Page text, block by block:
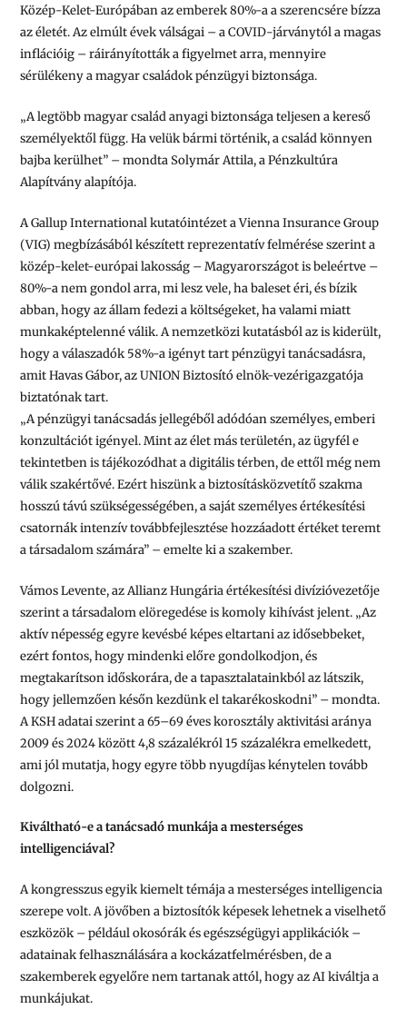
Közép-Kelet-Európában az emberek 80%-a a szerencsére bízza
az életét. Az elmúlt évek válságai – a COVID-járványtól a magas
inflációig – ráirányították a figyelmet arra, mennyire
sérülékeny a magyar családok pénzügyi biztonsága.
„A legtöbb magyar család anyagi biztonsága teljesen a kereső
személyektől függ. Ha velük bármi történik, a család könnyen
bajba kerülhet” – mondta Solymár Attila, a Pénzkultúra
Alapítvány alapítója.
A Gallup International kutatóintézet a Vienna Insurance Group
(VIG) megbízásából készített reprezentatív felmérése szerint a
közép-kelet-európai lakosság – Magyarországot is beleértve –
80%-a nem gondol arra, mi lesz vele, ha baleset éri, és bízik
abban, hogy az állam fedezi a költségeket, ha valami miatt
munkaképtelenné válik. A nemzetközi kutatásból az is kiderült,
hogy a válaszadók 58%-a igényt tart pénzügyi tanácsadásra,
amit Havas Gábor, az UNION Biztosító elnök-vezérigazgatója
biztatónak tart.
„A pénzügyi tanácsadás jellegéből adódóan személyes, emberi
konzultációt igényel. Mint az élet más területén, az ügyfél e
tekintetben is tájékozódhat a digitális térben, de ettől még nem
válik szakértővé. Ezért hiszünk a biztosításközvetítő szakma
hosszú távú szükségességében, a saját személyes értékesítési
csatornák intenzív továbbfejlesztése hozzáadott értéket teremt
a társadalom számára” – emelte ki a szakember.
Vámos Levente, az Allianz Hungária értékesítési divízióvezetője
szerint a társadalom elöregedése is komoly kihívást jelent. „Az
aktív népesség egyre kevésbé képes eltartani az idősebbeket,
ezért fontos, hogy mindenki előre gondolkodjon, és
megtakarítson időskorára, de a tapasztalatainkból az látszik,
hogy jellemzően későn kezdünk el takarékoskodni” – mondta.
A KSH adatai szerint a 65–69 éves korosztály aktivitási aránya
2009 és 2024 között 4,8 százalékról 15 százalékra emelkedett,
ami jól mutatja, hogy egyre több nyugdíjas kénytelen tovább
dolgozni.
Kiváltható-e a tanácsadó munkája a mesterséges
intelligenciával?
A kongresszus egyik kiemelt témája a mesterséges intelligencia
szerepe volt. A jövőben a biztosítók képesek lehetnek a viselhető
eszközök – például okosórák és egészségügyi applikációk –
adatainak felhasználására a kockázatfelmérésben, de a
szakemberek egyelőre nem tartanak attól, hogy az AI kiváltja a
munkájukat.